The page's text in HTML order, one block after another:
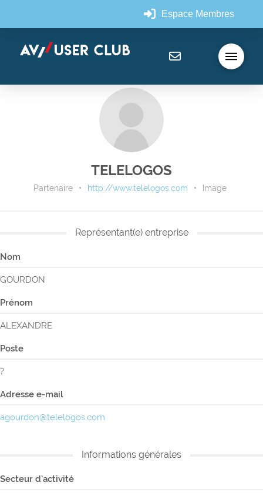
Espace Membres
TELELOGOS
Partenaire • http://www.telelogos.com • Image
Représentant(e) entreprise
Nom
GOURDON
Prénom
ALEXANDRE
Poste
?
Adresse e-mail
agourdon@telelogos.com
Informations générales
Secteur d'activité